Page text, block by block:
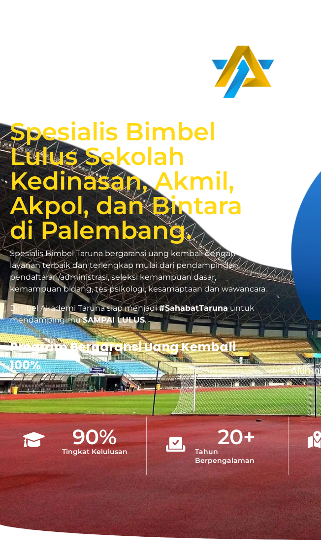
Spesialis Bimbel
Lulus Sekolah
Kedinasan, Akmil,
Akpol, dan Bintara
di Palembang.
SpesialisBimbel Tarunabergaransi uang kembali dengan
layanan terbaik dan terlengkap mulai dari pendampingan
pendaftaran/administrasi, seleksi kemampuan dasar,
kemampuan bidang, tes psikologi, kesamaptaan dan wawancara.
Bimbel Akademi Taruna siap menjadi#SahabatTarunauntuk
mendampingimuSAMPAI LULUS.
Program Bergaransi Uang Kembali
100%
Tingkat Kelulusan
90%
Tahun
Berpengalaman
20+